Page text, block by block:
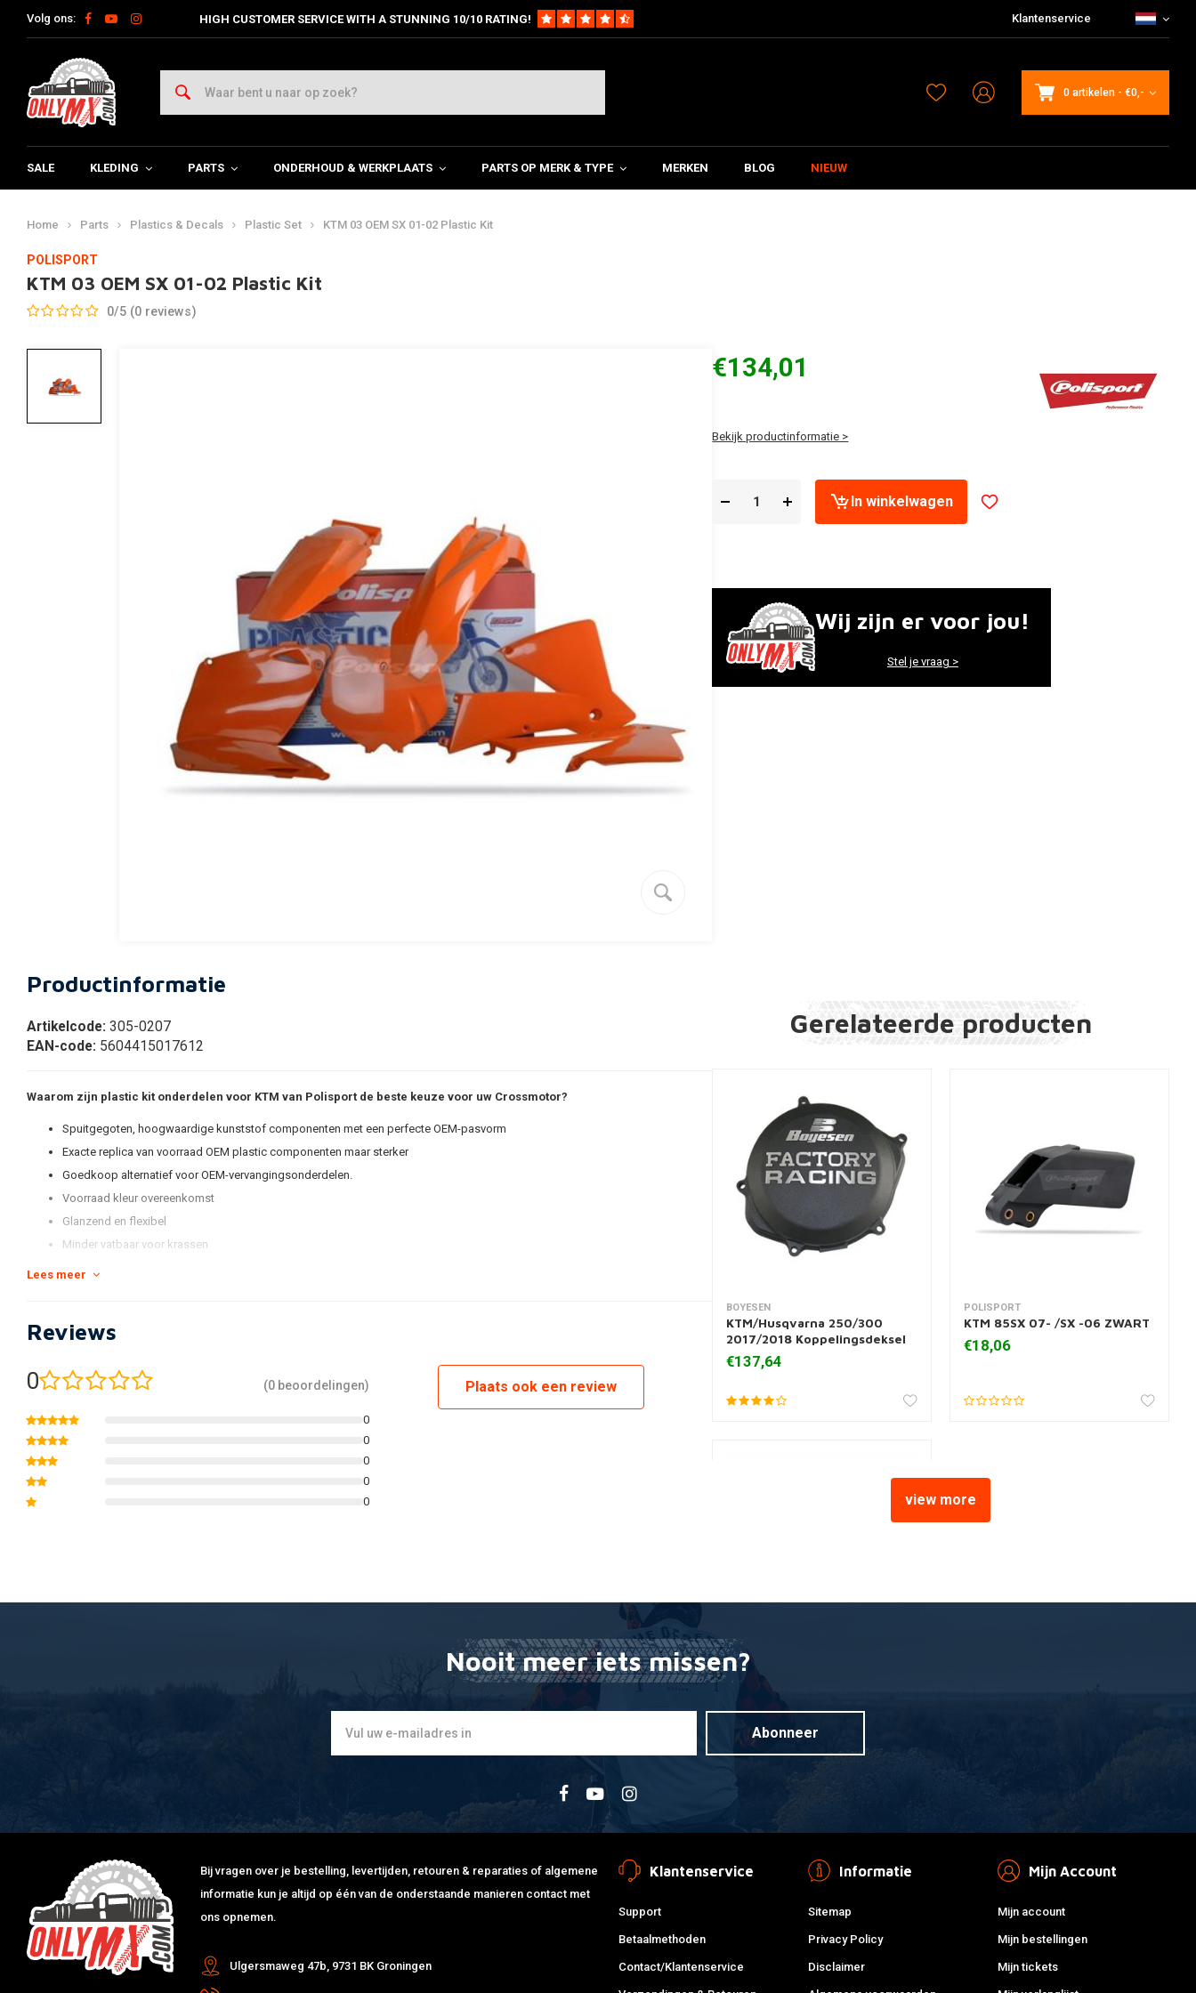
Volg ons: HIGH CUSTOMER SERVICE WITH A STUNNING 10/10 RATING! Klantenservice
0 artikelen - €0,-
SALE KLEDING PARTS ONDERHOUD & WERKPLAATS PARTS OP MERK & TYPE MERKEN BLOG NIEUW
Home Parts Plastics & Decals Plastic Set KTM 03 OEM SX 01-02 Plastic Kit
POLISPORT
KTM 03 OEM SX 01-02 Plastic Kit
0/5 (0 reviews)
€134,01
Bekijk productinformatie >
In winkelwagen
Wij zijn er voor jou!
Stel je vraag >
Productinformatie
Artikelcode: 305-0207
EAN-code: 5604415017612
Waarom zijn plastic kit onderdelen voor KTM van Polisport de beste keuze voor uw Crossmotor?
Spuitgegoten, hoogwaardige kunststof componenten met een perfecte OEM-pasvorm
Exacte replica van voorraad OEM plastic componenten maar sterker
Goedkoop alternatief voor OEM-vervangingsonderdelen.
Voorraad kleur overeenkomst
Glanzend en flexibel
Minder vatbaar voor krassen
* De standaard MX Replica Plastic-kit van Polisport omvat een voorspatbord, een achterspatbord, kentekenplaat, vorkbeschermers,
(Dit kan varieren van KTM model tot model. Zie de afbeeldingen van de afzonderlijke inhoud van de KTM plastic set van polisport of
Lees meer
Reviews
0 (0 beoordelingen)
0
0
0
0
0
Plaats ook een review
Gerelateerde producten
Toevoegen aan winkelwagen
BOYESEN
KTM/Husqvarna 250/300
2017/2018 Koppelingsdeksel
€137,64
Toevoegen aan winkelwagen
POLISPORT
KTM 85SX 07- /SX -06 ZWART
€18,06
Toevoegen aan winkelwagen
MOOSE RACING
Pro voetsteun KTM
€99,95
view more
Nooit meer iets missen?
Abonneer
Bij vragen over je bestelling, levertijden, retouren & reparaties of algemene
informatie kun je altijd op één van de onderstaande manieren contact met
ons opnemen.
Ulgersmaweg 47b, 9731 BK Groningen
Klantenservice
Support
Betaalmethoden
Contact/Klantenservice
Informatie
Sitemap
Privacy Policy
Disclaimer
Mijn Account
Mijn account
Mijn bestellingen
Mijn tickets